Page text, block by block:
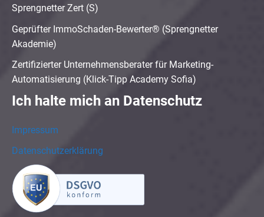
Sprengnetter Zert (S)
Geprüfter ImmoSchaden-Bewerter® (Sprengnetter
Akademie)
Zertifizierter Unternehmensberater für Marketing-
Automatisierung (Klick-Tipp Academy Sofia)
Ich halte mich an Datenschutz
Impressum
Datenschutzerklärung